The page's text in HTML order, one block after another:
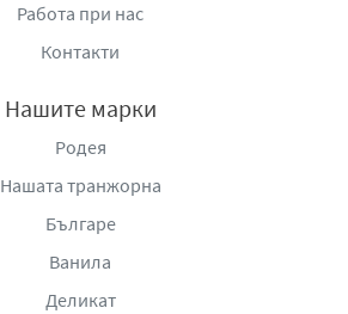
Работа при нас
Контакти
Нашите марки
Родея
Нашата транжорна
Българе
Ванила
Деликат